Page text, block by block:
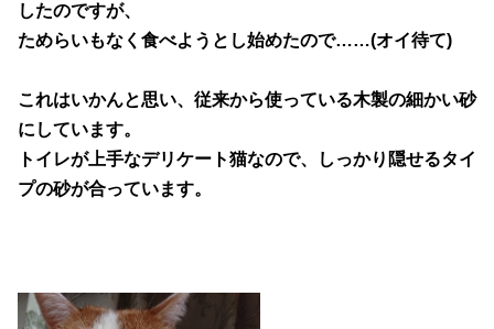
したのですが、
ためらいもなく食べようとし始めたので……(オイ待て)
これはいかんと思い、 従来から使っている木製の細かい砂
にしています。
トイレが上手なデリケート猫なので、しっかり隠せるタイ
プの砂が合っています。